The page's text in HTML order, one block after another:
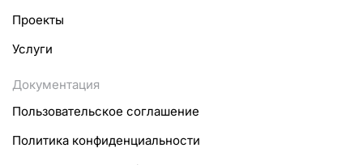
Проекты
Услуги
Документация
Пользовательское соглашение
Политика конфиденциальности